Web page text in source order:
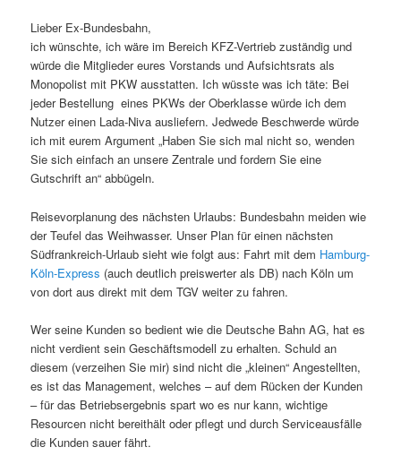
Lieber Ex-Bundesbahn,
ich wünschte, ich wäre im Bereich KFZ-Vertrieb zuständig und
würde die Mitglieder eures Vorstands und Aufsichtsrats als
Monopolist mit PKW ausstatten. Ich wüsste was ich täte: Bei
jeder Bestellung eines PKWs der Oberklasse würde ich dem
Nutzer einen Lada-Niva ausliefern. Jedwede Beschwerde würde
ich mit eurem Argument „Haben Sie sich mal nicht so, wenden
Sie sich einfach an unsere Zentrale und fordern Sie eine
Gutschrift an“ abbügeln.
Reisevorplanung des nächsten Urlaubs: Bundesbahn meiden wie
der Teufel das Weihwasser. Unser Plan für einen nächsten
Südfrankreich-Urlaub sieht wie folgt aus: Fahrt mit dem Hamburg-
Köln-Express (auch deutlich preiswerter als DB) nach Köln um
von dort aus direkt mit dem TGV weiter zu fahren.
Wer seine Kunden so bedient wie die Deutsche Bahn AG, hat es
nicht verdient sein Geschäftsmodell zu erhalten. Schuld an
diesem (verzeihen Sie mir) sind nicht die „kleinen“ Angestellten,
es ist das Management, welches – auf dem Rücken der Kunden
– für das Betriebsergebnis spart wo es nur kann, wichtige
Resourcen nicht bereithält oder pflegt und durch Serviceausfälle
die Kunden sauer fährt.